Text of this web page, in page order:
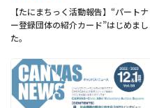
【たにまちっく活動報告】“パートナ
ー登録団体の紹介カード”はじめまし
た。